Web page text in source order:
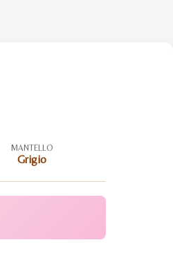
MANTELLO
Grigio